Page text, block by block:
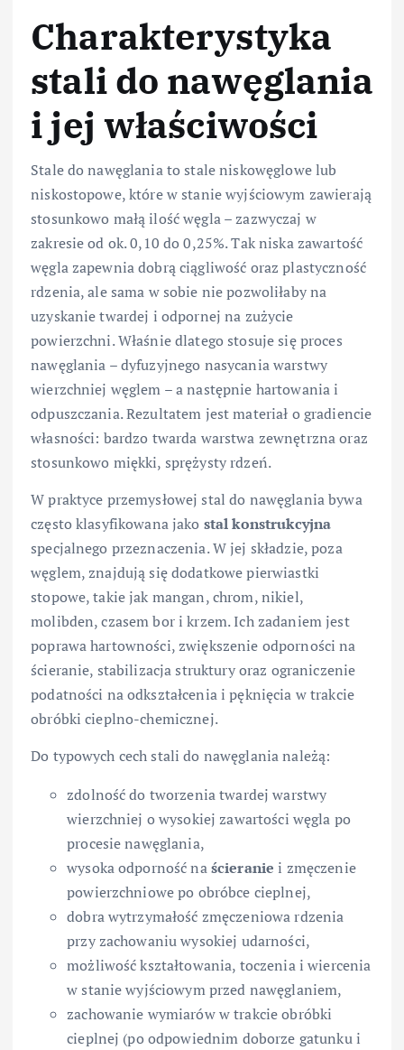
Charakterystyka
stali do nawęglania
i jej właściwości
Stale do nawęglania to stale niskowęglowe lub
niskostopowe, które w stanie wyjściowym zawierają
stosunkowo małą ilość węgla – zazwyczaj w
zakresie od ok. 0,10 do 0,25%. Tak niska zawartość
węgla zapewnia dobrą ciągliwość oraz plastyczność
rdzenia, ale sama w sobie nie pozwoliłaby na
uzyskanie twardej i odpornej na zużycie
powierzchni. Właśnie dlatego stosuje się proces
nawęglania – dyfuzyjnego nasycania warstwy
wierzchniej węglem – a następnie hartowania i
odpuszczania. Rezultatem jest materiał o gradiencie
własności: bardzo twarda warstwa zewnętrzna oraz
stosunkowo miękki, sprężysty rdzeń.
W praktyce przemysłowej stal do nawęglania bywa
często klasyfikowana jako stal konstrukcyjna
specjalnego przeznaczenia. W jej składzie, poza
węglem, znajdują się dodatkowe pierwiastki
stopowe, takie jak mangan, chrom, nikiel,
molibden, czasem bor i krzem. Ich zadaniem jest
poprawa hartowności, zwiększenie odporności na
ścieranie, stabilizacja struktury oraz ograniczenie
podatności na odkształcenia i pęknięcia w trakcie
obróbki cieplno-chemicznej.
Do typowych cech stali do nawęglania należą:
zdolność do tworzenia twardej warstwy
wierzchniej o wysokiej zawartości węgla po
procesie nawęglania,
wysoka odporność naścieranie i zmęczenie
powierzchniowe po obróbce cieplnej,
dobra wytrzymałość zmęczeniowa rdzenia
przy zachowaniu wysokiej udarności,
możliwość kształtowania, toczenia i wiercenia
w stanie wyjściowym przed nawęglaniem,
zachowanie wymiarów w trakcie obróbki
cieplnej (po odpowiednim doborze gatunku i